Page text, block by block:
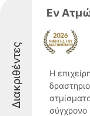
Διακριθέντες
Εν
Η
σύγχρονο